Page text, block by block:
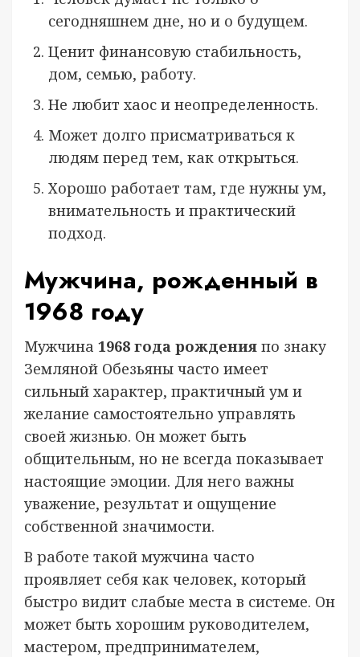
сегодняшнем дне, но и о будущем.
Ценит финансовую стабильность,
дом, семью, работу.
Не любит хаос и неопределенность.
Может долго присматриваться к
людям перед тем, как открыться.
Хорошо работает там, где нужны ум,
внимательность и практический
подход.
Мужчина, рожденный в
1968 году
Мужчина 1968 года рождения по знаку
Земляной Обезьяны часто имеет
сильный характер, практичный ум и
желание самостоятельно управлять
своей жизнью. Он может быть
общительным, но не всегда показывает
настоящие эмоции. Для него важны
уважение, результат и ощущение
собственной значимости.
В работе такой мужчина часто
проявляет себя как человек, который
быстро видит слабые места в системе. Он
может быть хорошим руководителем,
мастером, предпринимателем,